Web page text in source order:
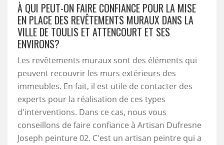
À QUI PEUT-ON FAIRE CONFIANCE POUR LA MISE
EN PLACE DES REVÊTEMENTS MURAUX DANS LA
VILLE DE TOULIS ET ATTENCOURT ET SES
ENVIRONS?
Les revêtements muraux sont des éléments qui
peuvent recouvrir les murs extérieurs des
immeubles. En fait, il est utile de contacter des
experts pour la réalisation de ces types
d'interventions. Dans ce cas, nous vous
conseillons de faire confiance à Artisan Dufresne
Joseph peinture 02. C'est un artisan peintre qui a